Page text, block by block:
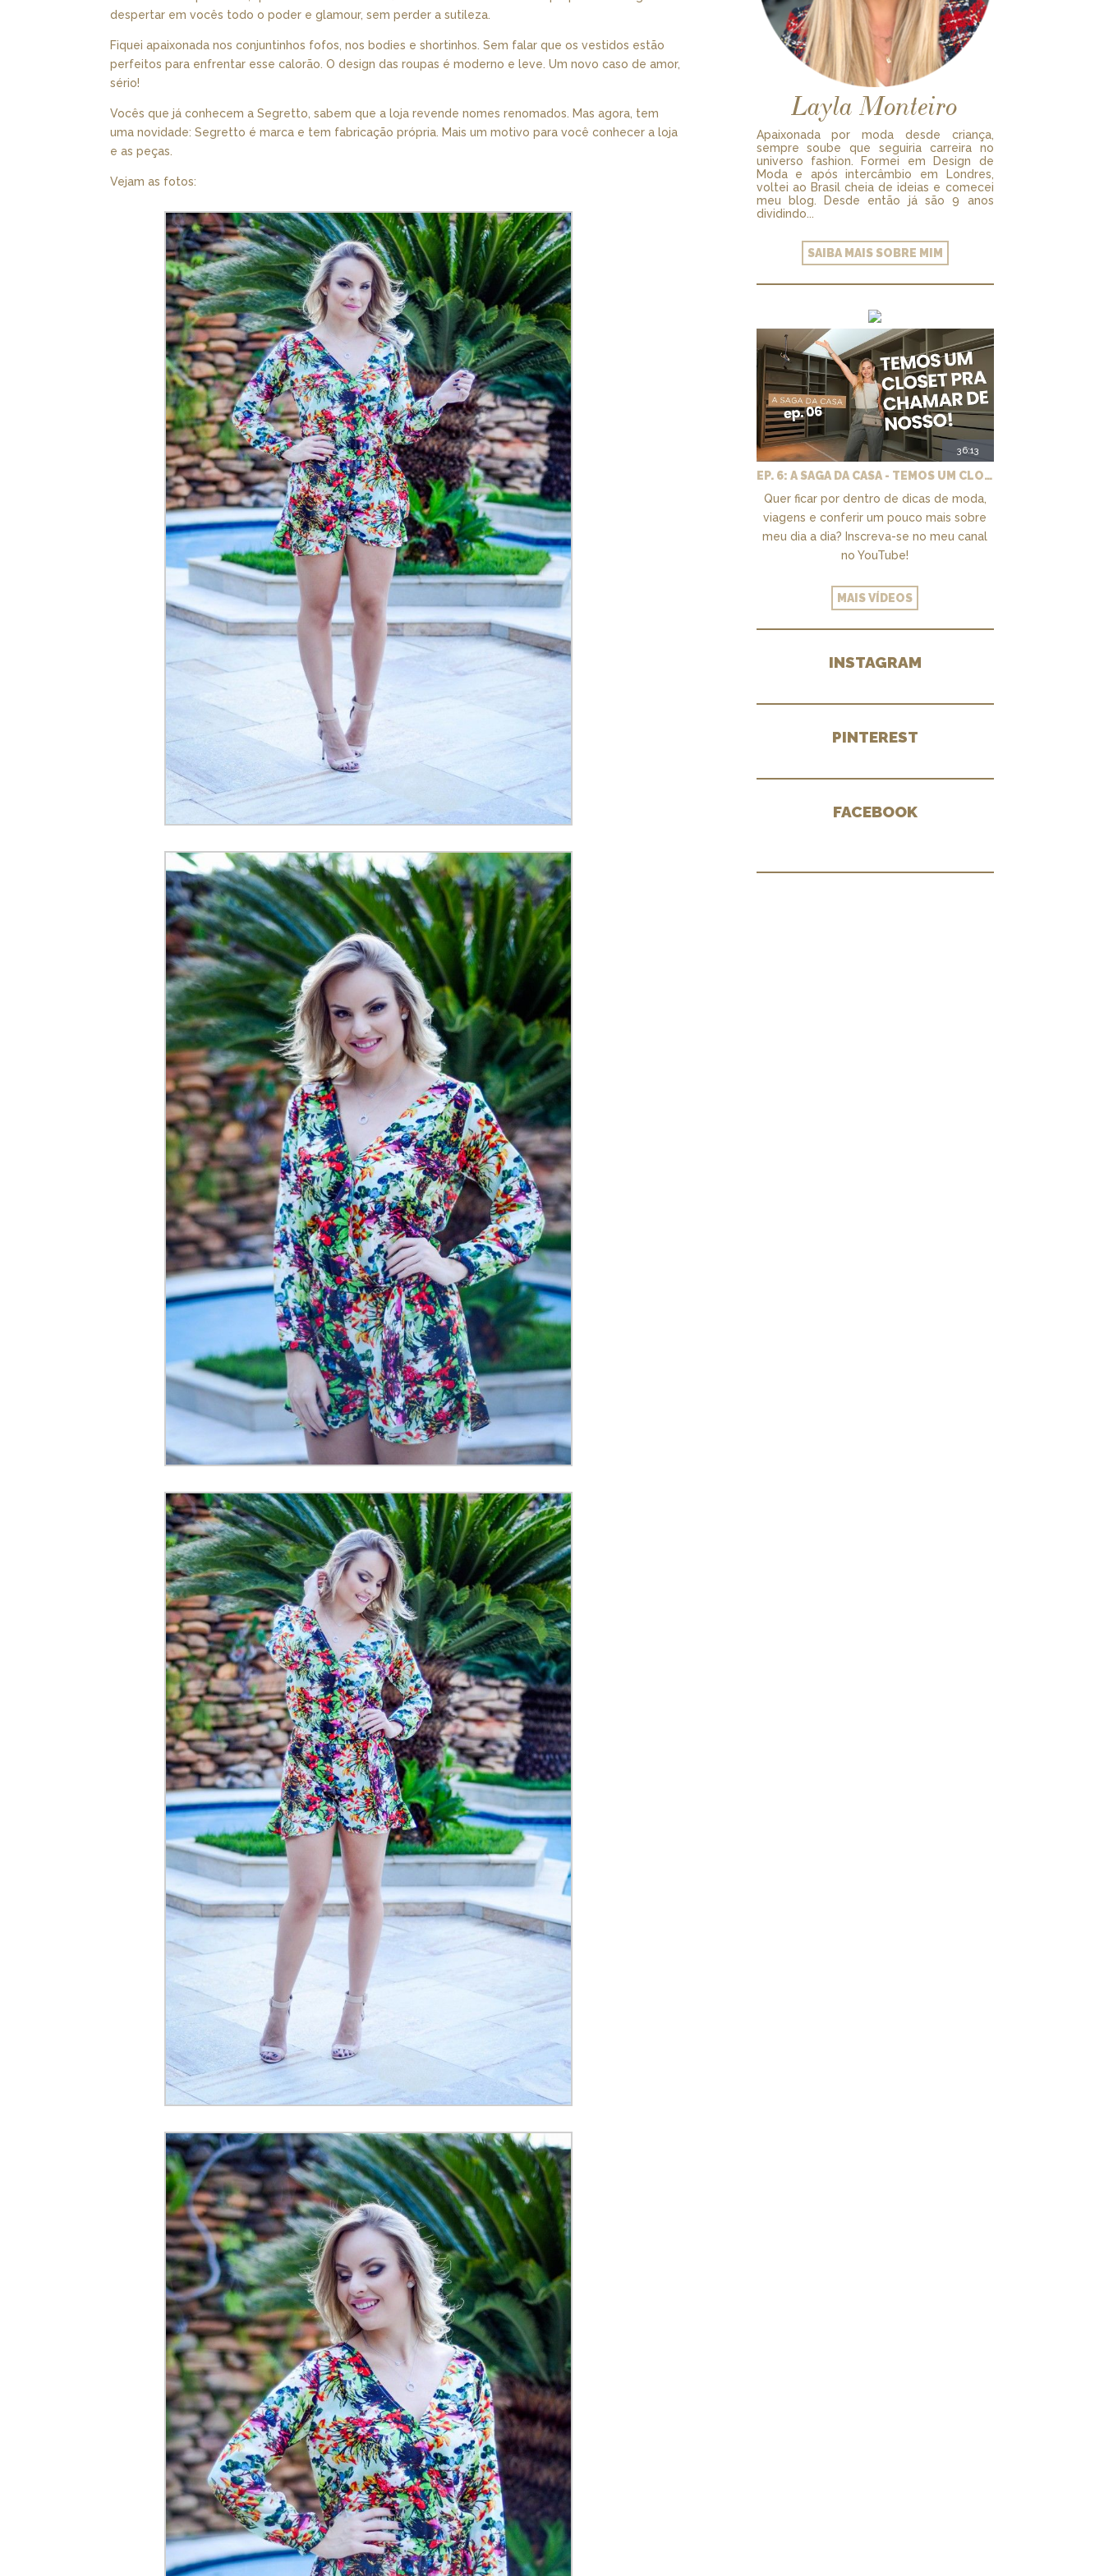
despertar em vocês todo o poder e glamour, sem perder a sutileza.
Fiquei apaixonada nos conjuntinhos fofos, nos bodies e shortinhos. Sem falar que os vestidos estão
perfeitos para enfrentar esse calorão. O design das roupas é moderno e leve. Um novo caso de amor,
sério!
Vocês que já conhecem a Segretto, sabem que a loja revende nomes renomados. Mas agora, tem
uma novidade: Segretto é marca e tem fabricação própria. Mais um motivo para você conhecer a loja
e as peças.
Vejam as fotos:
Layla Monteiro
Apaixonada por moda desde criança,
sempre soube que seguiria carreira no
universo fashion. Formei em Design de
Moda e após intercâmbio em Londres,
voltei ao Brasil cheia de ideias e comecei
meu blog. Desde então já são 9 anos
dividindo...
SAIBA MAIS SOBRE MIM
36:13
EP. 6: A SAGA DA CASA - TEMOS UM CLOSET PRA CHAMAR DE NOSSO + MARCENARIA E PAISAGISMO
Quer ficar por dentro de dicas de moda,
viagens e conferir um pouco mais sobre
meu dia a dia? Inscreva-se no meu canal
no YouTube!
MAIS VÍDEOS
INSTAGRAM
PINTEREST
FACEBOOK